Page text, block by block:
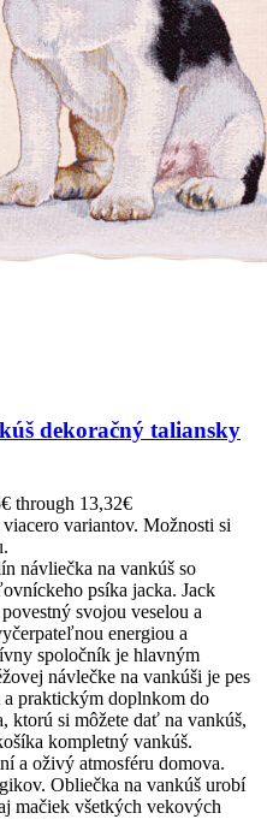
dekoračný taliansky
through 13,32€
variantov. Možnosti si
návliečka na vankúš so
psíka jacka. Jack
svojou veselou a
energiou a
spoločník je hlavným
návlečke na vankúši je pes
a praktickým doplnkom do
ktorú si môžete dať na vankúš,
kompletný vankúš.
a oživý atmosféru domova.
Obliečka na vankúš urobí
mačiek všetkých vekových